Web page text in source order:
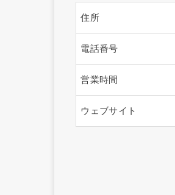
住所
電話番号
営業時間
ウェブサイト